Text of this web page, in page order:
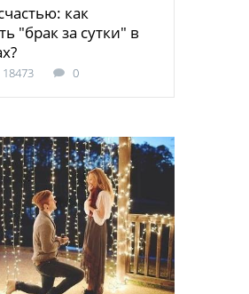
как
"брак за сутки" в
18473 0